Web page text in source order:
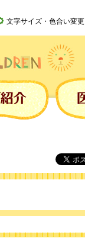
文字サイズ・色合い変更